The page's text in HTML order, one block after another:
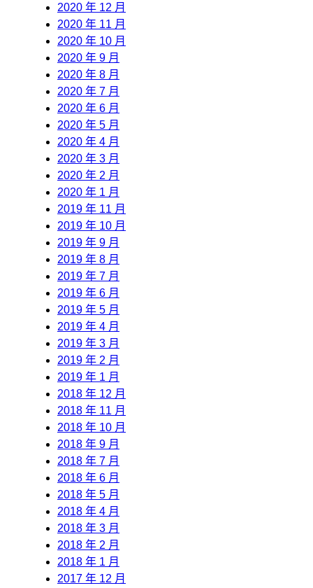
2020 年 12 月
2020 年 11 月
2020 年 10 月
2020 年 9 月
2020 年 8 月
2020 年 7 月
2020 年 6 月
2020 年 5 月
2020 年 4 月
2020 年 3 月
2020 年 2 月
2020 年 1 月
2019 年 11 月
2019 年 10 月
2019 年 9 月
2019 年 8 月
2019 年 7 月
2019 年 6 月
2019 年 5 月
2019 年 4 月
2019 年 3 月
2019 年 2 月
2019 年 1 月
2018 年 12 月
2018 年 11 月
2018 年 10 月
2018 年 9 月
2018 年 7 月
2018 年 6 月
2018 年 5 月
2018 年 4 月
2018 年 3 月
2018 年 2 月
2018 年 1 月
2017 年 12 月